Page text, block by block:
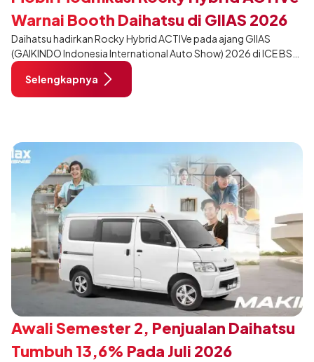
Warnai Booth Daihatsu di GIIAS 2026
Daihatsu hadirkan Rocky Hybrid ACTIVe pada ajang GIIAS
(GAIKINDO Indonesia International Auto Show) 2026 di ICE BSD
City, Tangerang. Terdapat 2 unit Rocky Hybrid yang
dimodifikasi untuk menghadirkan sarana inspirasi bagi
pengunjung mendukung gaya hidup yang aktif.
Selengkapnya
Awali Semester 2, Penjualan Daihatsu
Tumbuh 13,6% Pada Juli 2026